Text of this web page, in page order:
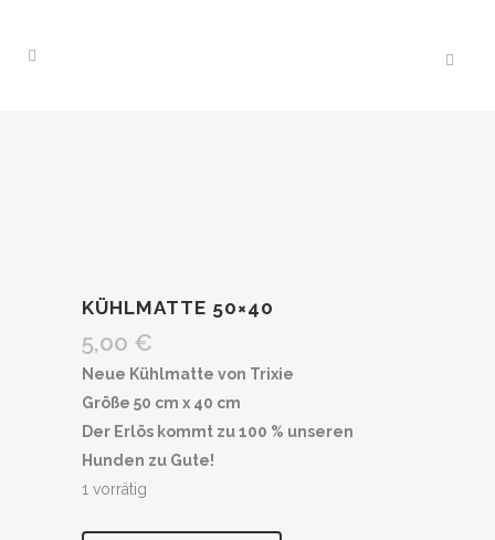
KÜHLMATTE 50×40
5,00 €
Neue Kühlmatte von Trixie
Größe 50 cm x 40 cm
Der Erlös kommt zu 100 % unseren
Hunden zu Gute!
1 vorrätig